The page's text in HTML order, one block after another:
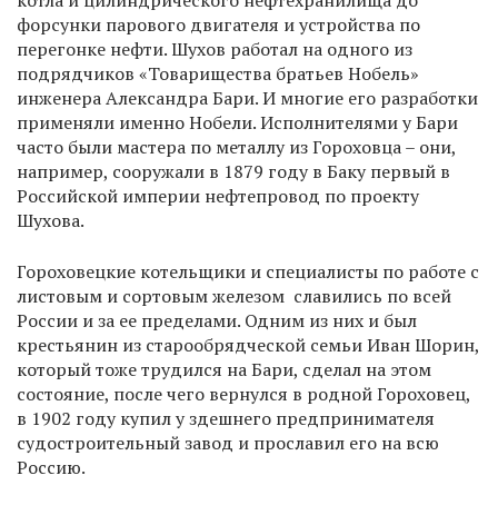
форсунки парового двигателя и устройства по
перегонке нефти. Шухов работал на одного из
подрядчиков «Товарищества братьев Нобель»
инженера Александра Бари. И многие его разработки
применяли именно Нобели. Исполнителями у Бари
часто были мастера по металлу из Гороховца – они,
например, сооружали в 1879 году в Баку первый в
Российской империи нефтепровод по проекту
Шухова.
Гороховецкие котельщики и специалисты по работе с
листовым и сортовым железом славились по всей
России и за ее пределами. Одним из них и был
крестьянин из старообрядческой семьи Иван Шорин,
который тоже трудился на Бари, сделал на этом
состояние, после чего вернулся в родной Гороховец,
в 1902 году купил у здешнего предпринимателя
судостроительный завод и прославил его на всю
Россию.